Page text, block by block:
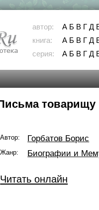
автор: А Б В Г Д
книга:
А Б В Г Д
серия:
А Б В Г Д
товарищу
Автор: Горбатов Борис
Жанр: Биографии и
Читать онлайн